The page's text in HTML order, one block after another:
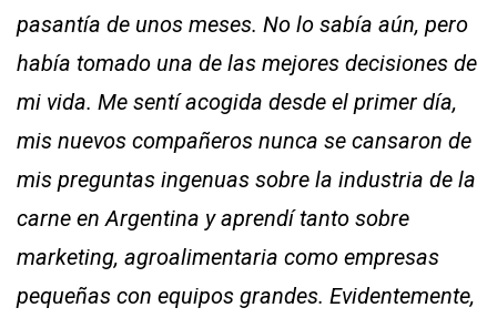
pasantía de unos meses. No lo sabía aún, pero
había tomado una de las mejores decisiones de
mi vida. Me sentí acogida desde el primer día,
mis nuevos compañeros nunca se cansaron de
mis preguntas ingenuas sobre la industria de la
carne en Argentina y aprendí tanto sobre
marketing, agroalimentaria como empresas
pequeñas con equipos grandes. Evidentemente,